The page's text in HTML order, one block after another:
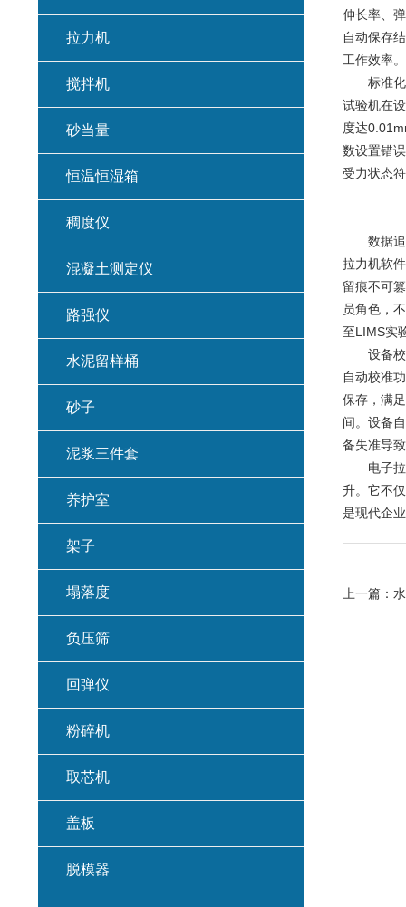
伸长率、
自动保存
工作效率。
标准化设
试验机在
度达
数设置错
受力状态
数据追溯
拉力机软
留痕不可
员角色，
至LIMS实
设备校
自动校准
保存，满
间。设备
备失准导
电子拉力
升。它不
是现代企
上一篇：
拉力机
搅拌机
砂当量
恒温恒湿箱
稠度仪
混凝土测定仪
路强仪
水泥留样桶
砂子
泥浆三件套
养护室
架子
塌落度
负压筛
回弹仪
粉碎机
取芯机
盖板
脱模器